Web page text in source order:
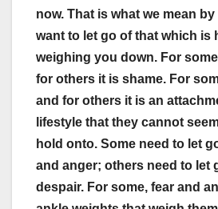
now. That is what we mean by
want to let go of that which is
weighing you down. For
for others it is shame. For
and for others it is an
lifestyle that they cannot
hold onto. Some need to let
and anger; others need to let
despair. For some, fear and